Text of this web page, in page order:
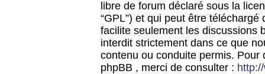
libre de forum déclaré sous la
“GPL”) et qui peut être téléchargé
facilite seulement les discussions
interdit strictement dans ce que
contenu ou conduite permis.
phpBB , merci de consulter :